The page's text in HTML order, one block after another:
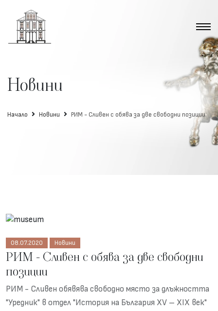
Новини
Начало Новини РИМ - Сливен с обява за две свободни позиции
08.07.2020 Новини
РИМ - Сливен с обява за две свободни
позиции
РИМ - Сливен обявява свободно място за длъжността
"Уредник" в отдел "История на България XV – XIX век"